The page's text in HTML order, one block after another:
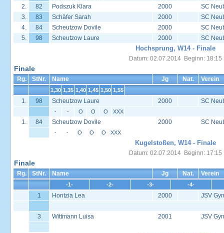
2.
82 Podszuk Klara 2000
SC
3.
83 Schäfer Sarah 2000
SC
4.
84 Scheutzow Dovile 2000
SC
5.
98 Scheutzow Laure 2000 SC
Hochsprung, W14 - Finale
Datum: 02.07.2014 Beginn: 18:15
Finale
Rg. StNr. Name Jg Nat. Verein
1,30 1,35 1,40 1,45 1,50 1,55
1. 98 Scheutzow Laure 2000 SC
- - O O O XXX
1. 84 Scheutzow Dovile 2000 SC
- - O O O XXX
Kugelstoßen, W14 - Finale
Datum: 02.07.2014 Beginn: 17:15
Finale
Rg. StNr. Name Jg Nat. Verein
-1- -2- -3- -4-
1 Hontzia Lea 2000 JSV
3 Wittmann Luisa 2001 JSV